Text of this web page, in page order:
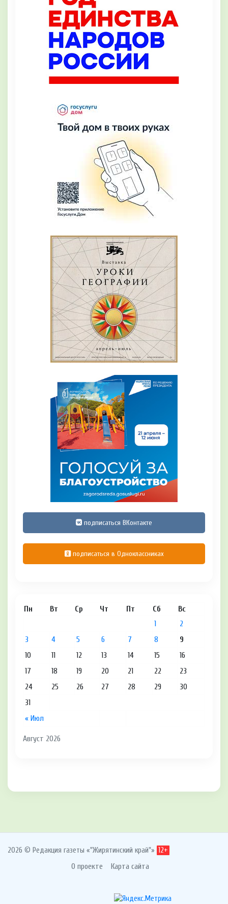
подписаться ВКонтакте
подписаться в Одноклассниках
Август 2026
Пн Вт Ср Чт Пт Сб Вс
« Июл
1
2
3
4 5 6 7 8
9
10
11 12 13 14 15
16
17
18 19 20 21 22
23
24
25 26 27 28 29
30
31
2026 © Редакция газеты «"Жирятинский край"» 12+
О проекте Карта сайта